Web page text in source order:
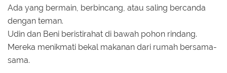
Ada yang bermain, berbincang, atau saling bercanda
dengan teman.
Udin dan Beni beristirahat di bawah pohon rindang.
Mereka menikmati bekal makanan dari rumah bersama-
sama.